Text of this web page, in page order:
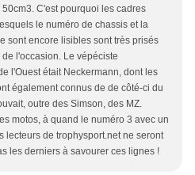
C'est pourquoi les cadres
le numéro de chassis et la
sont encore lisibles sont très prisés
l'occasion. Le vépéciste
l'Ouest était Neckermann, dont les
également connus de de côté-ci du
outre des Simson, des MZ.
motos, à quand le numéro 3 avec un
lecteurs de trophysport.net ne seront
les derniers à savourer ces lignes !